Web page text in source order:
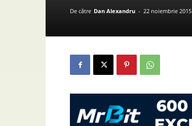
De către Dan Alexandru - 22 noiembrie 2015